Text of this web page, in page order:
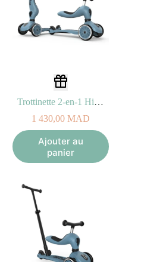
Trottinette 2-en-1 Highwaykick 1 – Steel
1 430,00 MAD
Ajouter au
panier